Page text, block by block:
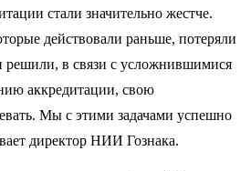
стали значительно жестче.
действовали раньше, потеряли
решили, в связи с усложнившимися
аккредитации, свою
Мы с этими задачами успешно
директор НИИ Гознака.